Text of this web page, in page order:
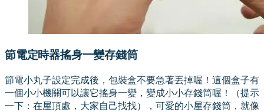
節電定時器搖身一變存錢筒
節電小丸子設定完成後，包裝盒不要急著丟掉喔！這個盒子有
一個小小機關可以讓它搖身一變，變成小小存錢筒喔！（提示
一下：在屋頂處，大家自己找找），可愛的小屋存錢筒，就像